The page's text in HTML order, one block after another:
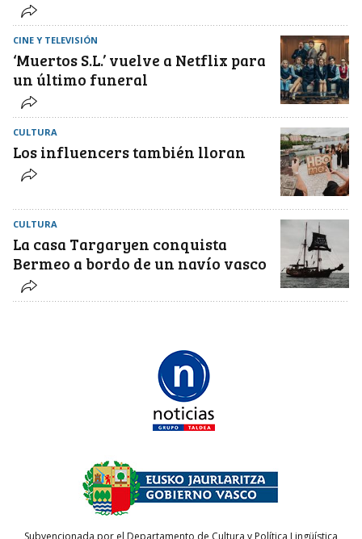
CINE Y TELEVISIÓN
‘Muertos S.L.’ vuelve a Netflix para
un último funeral
CULTURA
Los influencers también lloran
CULTURA
La casa Targaryen conquista
Bermeo a bordo de un navío vasco
Subvencionada por el Departamento de Cultura y Política Lingüística